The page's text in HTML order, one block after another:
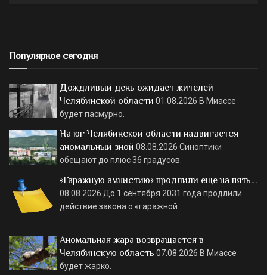
Популярное сегодня
Дождливый день ожидает жителей
Челябинской области 01.08.2026 В Миассе
будет пасмурно.
На юг Челябинской области надвигается
аномальный зной 08.08.2026 Синоптики
обещают до плюс 36 градусов.
«Гаражную амнистию» продлили еще на пять…
08.08.2026 До 1 сентября 2031 года продлили
действие закона о «гаражной…
Аномальная жара возвращается в
Челябинскую область 07.08.2026 В Миассе
будет жарко.